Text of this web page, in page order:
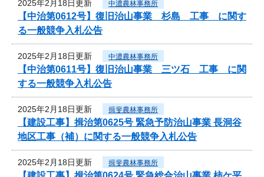
2025年2月18日更新 中濃農林事務所
【中治第0612号】復旧治山事業 杉島 工事 に関す
る一般競争入札公告
2025年2月18日更新 中濃農林事務所
【中治第0611号】復旧治山事業 三ツ石 工事 に関
する一般競争入札公告
2025年2月18日更新 揖斐農林事務所
【建設工事】揖治第0625号 緊急予防治山事業 長洞谷
地区工事（補）に関する一般競争入札公告
2025年2月18日更新 揖斐農林事務所